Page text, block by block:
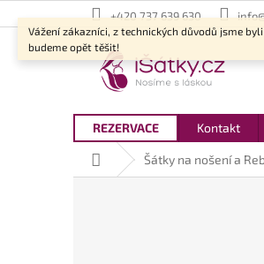
na
obsah
Vážení zákazníci, z technických důvodů jsme
budeme opět těšit!
+420 737 639 630
REZERVACE Kontakt
Domů Šátky na nošení a